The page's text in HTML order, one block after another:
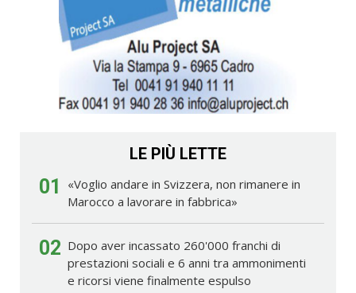
LE PIÙ LETTE
01
«Voglio andare in Svizzera, non rimanere in
Marocco a lavorare in fabbrica»
02 Dopo aver incassato 260'000 franchi di
prestazioni sociali e 6 anni tra ammonimenti
e ricorsi viene finalmente espulso